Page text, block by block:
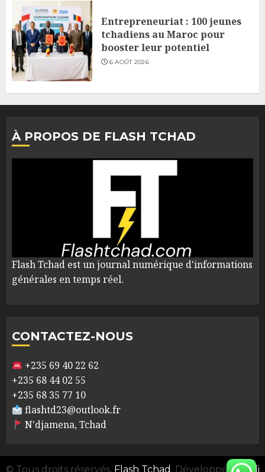
Entrepreneuriat : 100 jeunes
tchadiens au Maroc pour
booster leur potentiel
6 AOÛT 2026
À PROPOS DE FLASH TCHAD
Flash Tchad est un journal numérique d'informations
générales en temps réel.
CONTACTEZ-NOUS
+235 69 40 22 62
+235 68 44 02 55
+235 68 35 77 10
flashtd23@outlook.fr
N'djamena, Tchad
© Tous droits réservés. Flash Tchad . Développé parAli